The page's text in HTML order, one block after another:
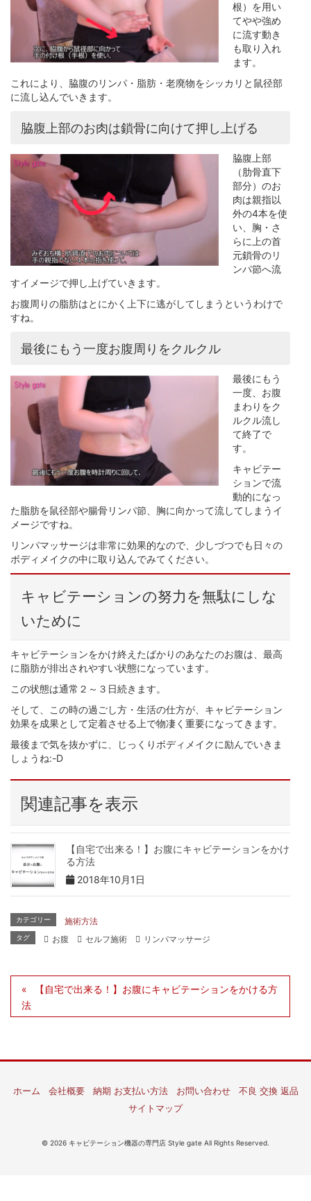
根）を用い
てやや強め
に流す動き
も取り入れ
ます。
これにより、脇腹のリンパ・脂肪・老廃物をシッカリと鼠径部
に流し込んでいきます。
脇腹上部のお肉は鎖骨に向けて押し上げる
脇腹上部
（肋骨直下
部分）のお
肉は親指以
外の4本を使
い、胸・さ
らに上の首
元鎖骨のリ
ンパ節へ流
すイメージで押し上げていきます。
お腹周りの脂肪はとにかく上下に逃がしてしまうというわけで
すね。
最後にもう一度お腹周りをクルクル
最後にもう
一度、お腹
まわりをク
ルクル流し
て終了で
す。
キャビテー
ションで流
動的になっ
た脂肪を鼠径部や腸骨リンパ節、胸に向かって流してしまうイ
メージですね。
リンパマッサージは非常に効果的なので、少しづつでも日々の
ボディメイクの中に取り込んでみてください。
キャビテーションの努力を無駄にしな
いために
キャビテーションをかけ終えたばかりのあなたのお腹は、最高
に脂肪が排出されやすい状態になっています。
この状態は通常２～３日続きます。
そして、この時の過ごし方・生活の仕方が、キャビテーション
効果を成果として定着させる上で物凄く重要になってきます。
最後まで気を抜かずに、じっくりボディメイクに励んでいきま
しょうね:-D
関連記事を表示
【自宅で出来る！】お腹にキャビテーションをかけ
る方法
2018年10月1日
カテゴリー 施術方法
タグ お腹 セルフ施術 リンパマッサージ
【自宅で出来る！】お腹にキャビテーションをかける方
法
ホーム 会社概要 納期 お支払い方法 お問い合わせ
不良 交換 返品
サイトマップ
© 2026 キャビテーション機器の専門店 Style gate All Rights Reserved.